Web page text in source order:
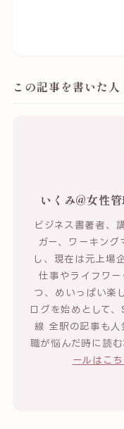
この記事を書いた人
いくみ@女性
ビジネス書著者、
ガー、ワーキン
し、現在は元上場
仕事やライフワ
つ、めいっぱい楽
ログを始めとして
線 全駅の記事も
職が悩んだ時に読
ールはこち